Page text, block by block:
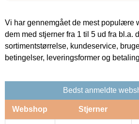
Vi har gennemgået de mest populære
dem med stjerner fra 1 til 5 ud fra bl.a.
sortimentstørrelse, kundeservice,
betingelser, leveringsformer og
Bedst anmeldte
Webshop Stjerner